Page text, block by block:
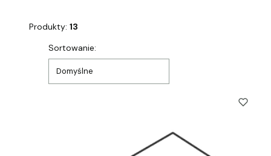
Produkty: 13
Lista produktów
Sortowanie:
Domyślne